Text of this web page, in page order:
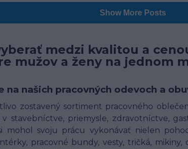
medzi kvalitou a
mužov a ženy na jednom
našich pracovných odevoch a
zostavený sortiment pracovného
stavebníctve, priemysle, zdravotníctve,
svoju prácu vykonávať nielen
pracovné bundy, vesty, tričká, mikiny,